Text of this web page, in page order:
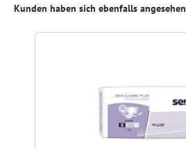
Produktgalerie überspringen
Kunden haben sich ebenfalls angesehen